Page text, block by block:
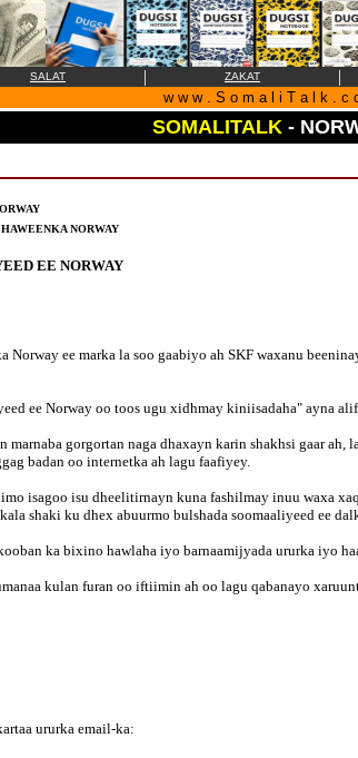
SALAT | ZAKAT |
w w w . S o m a l i T a l k . c
SOMALITALK -
NORWAY
EE NORWAY
ee marka la soo gaabiyo ah SKF waxanu
ee Norway oo toos ugu xidhmay kiniisadaha" ayna
marnaba gorgortan naga dhaxayn karin shakhsi gaar
badan oo internetka ah lagu faafiyey.
isagoo isu dheelitirnayn kuna fashilmay inuu waxa
shaki ku dhex abuurmo bulshada soomaaliyeed ee
ka bixino hawlaha iyo barnaamijyada ururka iyo
kulan furan oo iftiimin ah oo lagu qabanayo
ururka email-ka: